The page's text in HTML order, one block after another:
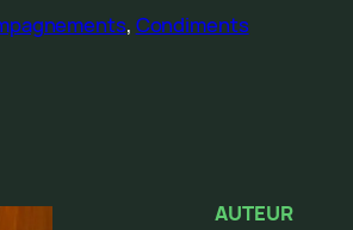
, Condiments
AUTEUR